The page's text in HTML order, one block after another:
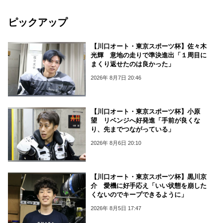
ピックアップ
【川口オート・東京スポーツ杯】佐々木
光輝 意地の走りで準決進出「１周目に
まくり返せたのは良かった」
2026年 8月7日 20:46
【川口オート・東京スポーツ杯】小原
望 リベンジへ好発進「手前が良くな
り、先までつながっている」
2026年 8月6日 20:10
【川口オート・東京スポーツ杯】黒川京
介 愛機に好手応え「いい状態を崩した
くないのでキープできるように」
2026年 8月5日 17:47